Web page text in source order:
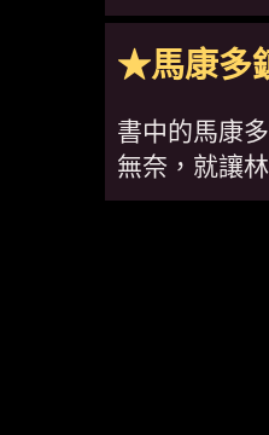
★馬康多
書中的馬康
無奈，就讓